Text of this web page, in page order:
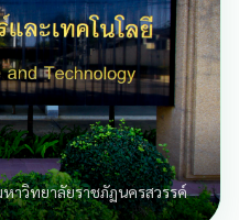
าวิทยาลัยราชภัฏนครสวรรค์